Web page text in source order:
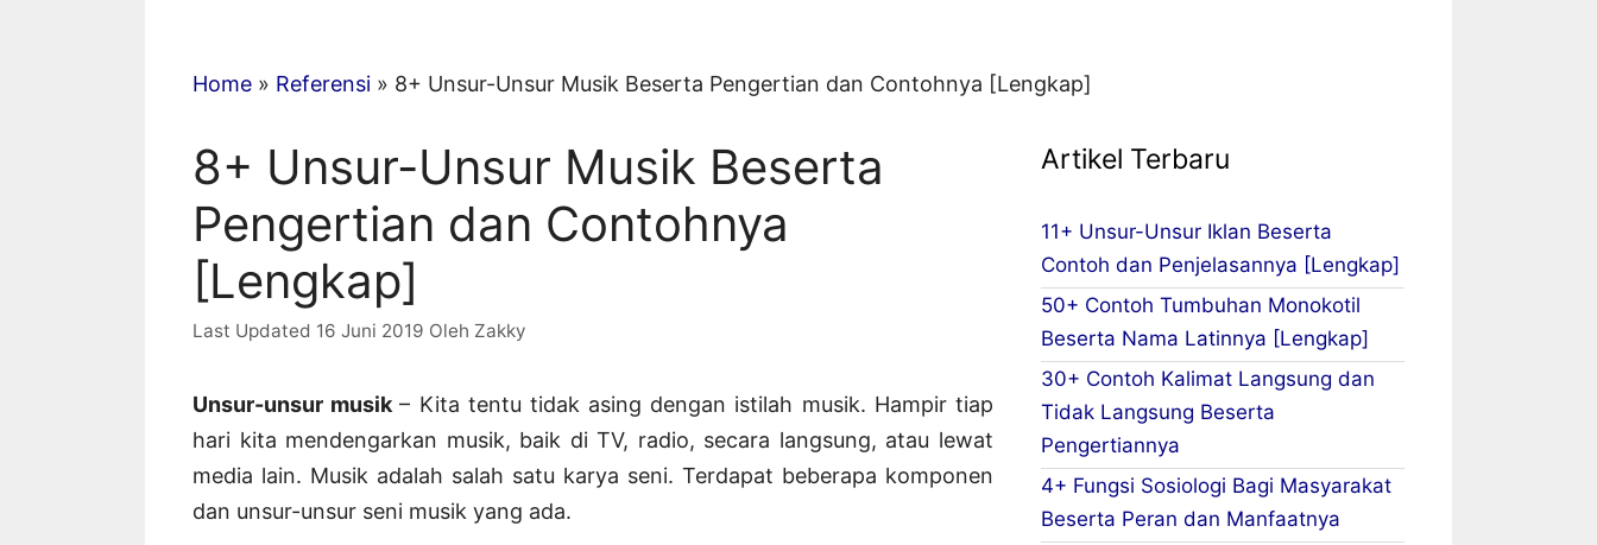
Home » Referensi » 8+ Unsur-Unsur Musik Beserta Pengertian dan Contohnya [Lengkap]
8+ Unsur-Unsur Musik Beserta
Pengertian dan Contohnya
[Lengkap]
16 Juni 2019 Oleh Zakky
Unsur-unsur musik– Kita tentu tidak asing dengan istilah musik. Hampir tiap
hari kita mendengarkan musik, baik di TV, radio, secara langsung, atau lewat
media lain. Musik adalah salah satu karya seni. Terdapat beberapa komponen
dan unsur-unsur seni musik yang ada.
Artikel Terbaru
11+ Unsur-Unsur Iklan Beserta
Contoh dan Penjelasannya [Lengkap]
50+ Contoh Tumbuhan Monokotil
Beserta Nama Latinnya [Lengkap]
30+ Contoh Kalimat Langsung dan
Tidak Langsung Beserta
Pengertiannya
4+ Fungsi Sosiologi Bagi Masyarakat
Beserta Peran dan Manfaatnya